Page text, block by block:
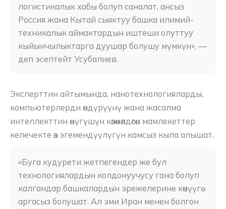
логистикалык хабы болуп саналат, ансыз
Россия жана Кытай сыяктуу башка илимий-
техникалык аймактардын иштеши олуттуу
кыйынчылыктарга дуушар болушу мүмкүн», —
деп эсептейт Усубалиев.
Эксперттин айтымында, нанотехнологияларды,
компьютерлерди өндүрүүнү жана жасалма
интеллекттин өнүгүшүн көзөмөлдөгөн мамлекеттер
келечекте өз эгемендүүлүгүн камсыз кыла алышат.
«Буга кудурети жетпегендер же бул
технологиялардын колдонуучусу гана болуп
калгандар башкалардын эрежелерине көнүүгө
аргасыз болушат. Ал эми Иран менен болгон